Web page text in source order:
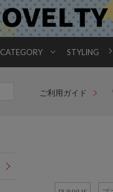
CATEGORY STYLING
ご利用ガイド